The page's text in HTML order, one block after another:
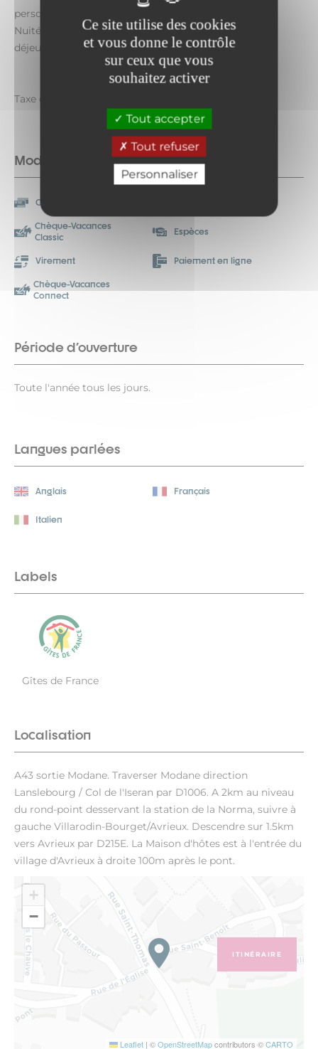
Ce site utilise des cookies
et vous donne le contrôle
sur ceux que vous
souhaitez activer
Tout accepter
Tout refuser
Personnaliser
personnes avec petit déjeuner compris)
Nuitée : à partir de 90 € (Pour une nuit avec petit
déjeuner compris pour deux personnes).
Taxe de séjour non incluse.
Modes de paiement
Carte bancaire/crédit
Chèque-Vacances
Classic
Espèces
Virement Paiement en ligne
Chèque-Vacances
Connect
Période d'ouverture
Toute l'année tous les jours.
Langues parlées
Anglais Français
Italien
Labels
Gîtes de France
Localisation
A43 sortie Modane. Traverser Modane direction
Lanslebourg / Col de l'Iseran par D1006. A 2km au niveau
du rond-point desservant la station de la Norma, suivre à
gauche Villarodin-Bourget/Avrieux. Descendre sur 1.5km
vers Avrieux par D215E. La Maison d'hôtes est à l'entrée du
village d'Avrieux à droite 100m après le pont.
+
−
Leaflet | ©OpenStreetMapcontributors ©CARTO
ITINÉRAIRE